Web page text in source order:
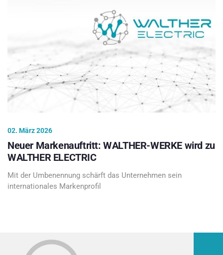
02. März 2026
Neuer Markenauftritt: WALTHER-WERKE wird zu
WALTHER ELECTRIC
Mit der Umbenennung schärft das Unternehmen sein
internationales Markenprofil